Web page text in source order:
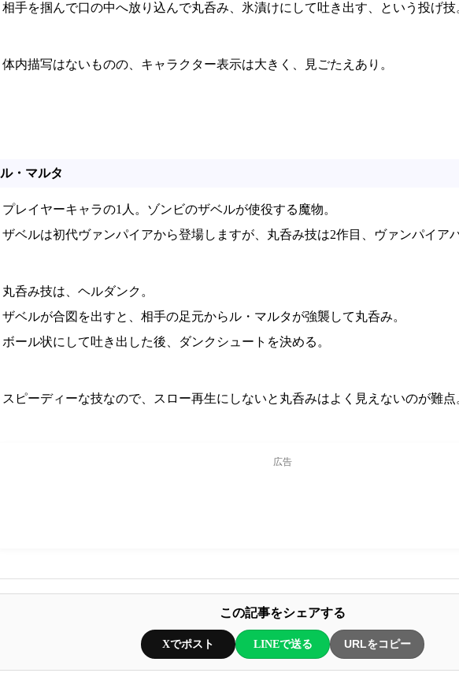
相手を掴んで口の中へ放り込んで丸呑み、氷漬けにして吐き出す、という投げ技
体内描写はないものの、キャラクター表示は大きく、見ごたえあり。
ル・マルタ
プレイヤーキャラの1人。ゾンビのザベルが使役する魔物。
ザベルは初代ヴァンパイアから登場しますが、丸呑み技は2作目、ヴァンパイア
丸呑み技は、ヘルダンク。
ザベルが合図を出すと、相手の足元からル・マルタが強襲して丸呑み。
ボール状にして吐き出した後、ダンクシュートを決める。
スピーディーな技なので、スロー再生にしないと丸呑みはよく見えないのが難点
広告
この記事をシェアする
Xでポスト LINEで送る URLをコピー